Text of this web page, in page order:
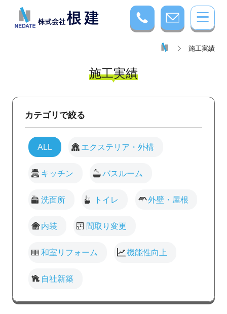
施工実績
施工実績
カテゴリで絞る
ALL エクステリア・外構
キッチン バスルーム
洗面所 トイレ 外壁・屋根
内装 間取り変更
和室リフォーム 機能性向上
自社新築